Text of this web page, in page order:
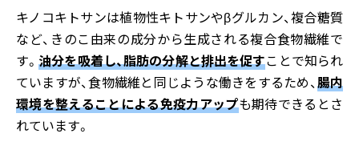
キノコキトサンは植物性キトサンやβグルカン、複合糖質
など、きのこ由来の成分から生成される複合食物繊維で
す。油分を吸着し、脂肪の分解と排出を促すことで知られ
ていますが、食物繊維と同じような働きをするため、腸内
環境を整えることによる免疫力アップも期待できるとさ
れています。